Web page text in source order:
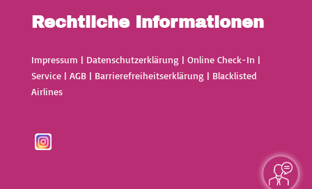
Rechtliche Informationen
Impressum | Datenschutzerklärung | Online Check-In |
Service| AGB| Barrierefreiheitserklärung | Blacklisted
Airlines